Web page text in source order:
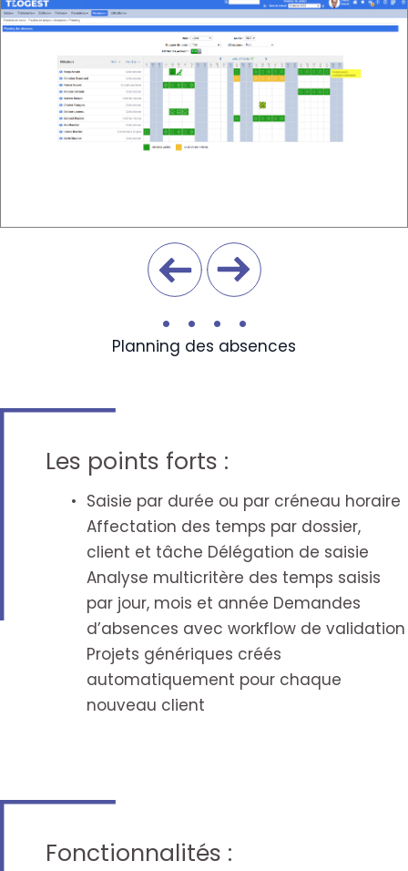
• • • •
Planning des absences
Les points forts :
Saisie par durée ou par créneau horaire
Affectation des temps par dossier,
client et tâche Délégation de saisie
Analyse multicritère des temps saisis
par jour, mois et année Demandes
d’absences avec workflow de validation
Projets génériques créés
automatiquement pour chaque
nouveau client
Fonctionnalités :